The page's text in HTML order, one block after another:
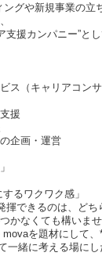
グや新規事業の立
支援カンパニー”と
ス（キャリアコン
援
企画・運営
るワクワク感」
揮できるのは、どち
かなくても構いませ
を題材にして、
一緒に考える場に